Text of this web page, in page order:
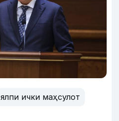
ялпи ички маҳсулот